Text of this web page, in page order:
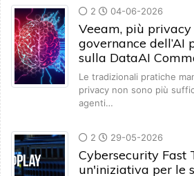
2 04-06-2026
Veeam, più
governance dell’AI
sulla DataAI
Le tradizionali pratiche
privacy non sono più
agenti…
2 29-05-2026
Cybersecurity Fast
un'iniziativa per le